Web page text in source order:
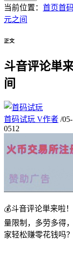
当前位置： 首页首
元之间
正文
斗音评论単
间
首码试玩 V作者 /
0512
💰斗音评论単来啦
量限制，多劳多得
家轻松赚零花钱吗？